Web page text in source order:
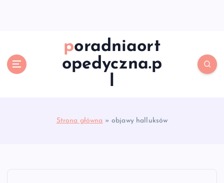
poradniaort
opedyczna.p
l
Strona główna » objawy halluksów